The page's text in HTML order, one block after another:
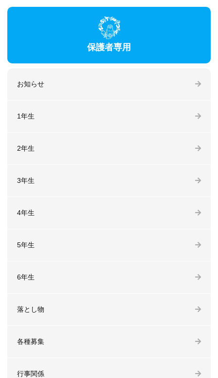
保護者専用
お知らせ
1年生
2年生
3年生
4年生
5年生
6年生
落とし物
各種募集
行事関係